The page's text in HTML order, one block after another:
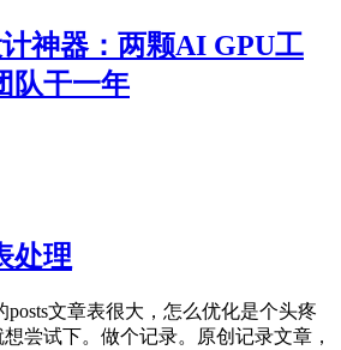
神器：两颗AI GPU工
队干一年
处理
posts文章表很大，怎么优化是个头疼
尝试下。做个记录。原创记录文章，